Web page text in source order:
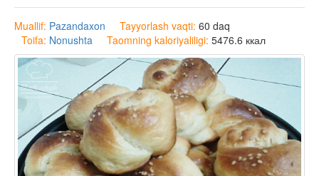
Muallif: Pazandaxon Tayyorlash vaqti: 60 daq
Toifa: Nonushta Taomning kaloriyaliligi: 5476.6 ккал